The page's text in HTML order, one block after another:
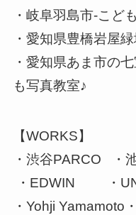
・岐阜羽島市-こど
・愛知県豊橋岩屋
・愛知県あま市の
も写真教室♪
【WORKS】
・渋谷PARCO ・
・EDWIN ・
・Yohji